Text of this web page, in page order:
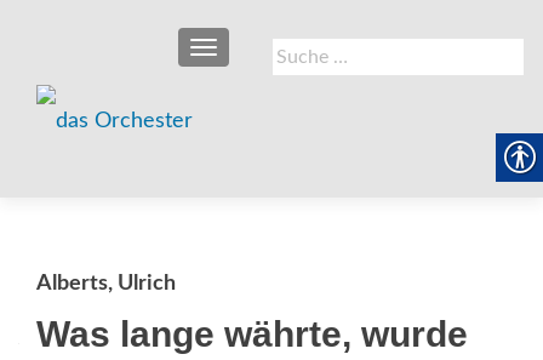
Suche
nach:
SCHALTE NAVIGATION
Alberts, Ulrich
Was lange währte, wurde